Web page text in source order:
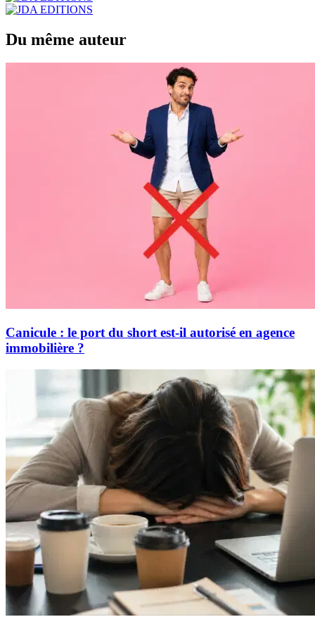
Du même auteur
Canicule : le port du short est-il autorisé en agence
immobilière ?